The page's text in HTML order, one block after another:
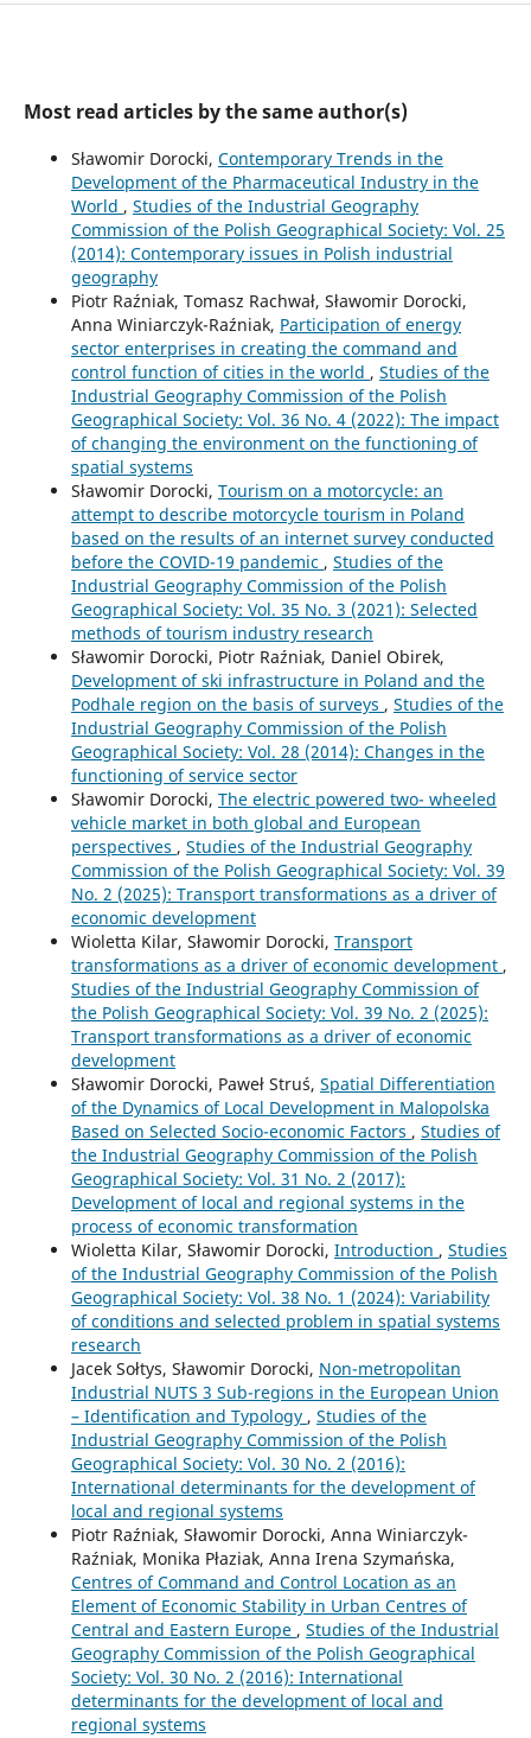
Most read articles by the same author(s)
Sławomir Dorocki, Contemporary Trends in the
Development of the Pharmaceutical Industry in the
World , Studies of the Industrial Geography
Commission of the Polish Geographical Society: Vol. 25
(2014): Contemporary issues in Polish industrial
geography
Piotr Raźniak, Tomasz Rachwał, Sławomir Dorocki,
Anna Winiarczyk-Raźniak, Participation of energy
sector enterprises in creating the command and
control function of cities in the world , Studies of the
Industrial Geography Commission of the Polish
Geographical Society: Vol. 36 No. 4 (2022): The impact
of changing the environment on the functioning of
spatial systems
Sławomir Dorocki, Tourism on a motorcycle: an
attempt to describe motorcycle tourism in Poland
based on the results of an internet survey conducted
before the COVID-19 pandemic , Studies of the
Industrial Geography Commission of the Polish
Geographical Society: Vol. 35 No. 3 (2021): Selected
methods of tourism industry research
Sławomir Dorocki, Piotr Raźniak, Daniel Obirek,
Development of ski infrastructure in Poland and the
Podhale region on the basis of surveys , Studies of the
Industrial Geography Commission of the Polish
Geographical Society: Vol. 28 (2014): Changes in the
functioning of service sector
Sławomir Dorocki, The electric powered two- wheeled
vehicle market in both global and European
perspectives , Studies of the Industrial Geography
Commission of the Polish Geographical Society: Vol. 39
No. 2 (2025): Transport transformations as a driver of
economic development
Wioletta Kilar, Sławomir Dorocki, Transport
transformations as a driver of economic development ,
Studies of the Industrial Geography Commission of
the Polish Geographical Society: Vol. 39 No. 2 (2025):
Transport transformations as a driver of economic
development
Sławomir Dorocki, Paweł Struś, Spatial Differentiation
of the Dynamics of Local Development in Malopolska
Based on Selected Socio-economic Factors , Studies of
the Industrial Geography Commission of the Polish
Geographical Society: Vol. 31 No. 2 (2017):
Development of local and regional systems in the
process of economic transformation
Wioletta Kilar, Sławomir Dorocki, Introduction , Studies
of the Industrial Geography Commission of the Polish
Geographical Society: Vol. 38 No. 1 (2024): Variability
of conditions and selected problem in spatial systems
research
Jacek Sołtys, Sławomir Dorocki, Non-metropolitan
Industrial NUTS 3 Sub-regions in the European Union
– Identification and Typology , Studies of the
Industrial Geography Commission of the Polish
Geographical Society: Vol. 30 No. 2 (2016):
International determinants for the development of
local and regional systems
Piotr Raźniak, Sławomir Dorocki, Anna Winiarczyk-
Raźniak, Monika Płaziak, Anna Irena Szymańska,
Centres of Command and Control Location as an
Element of Economic Stability in Urban Centres of
Central and Eastern Europe , Studies of the Industrial
Geography Commission of the Polish Geographical
Society: Vol. 30 No. 2 (2016): International
determinants for the development of local and
regional systems